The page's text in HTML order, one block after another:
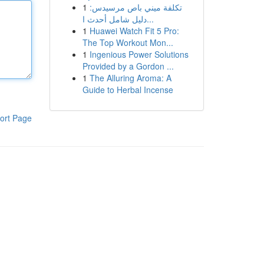
Page
1 تكلفة ميني باص مرسيدس:
دليل شامل أحدث ا...
1 Huawei Watch Fit 5 Pro:
The Top Workout Mon...
1 Ingenious Power Solutions
Provided by a Gordon ...
1 The Alluring Aroma: A
Guide to Herbal Incense